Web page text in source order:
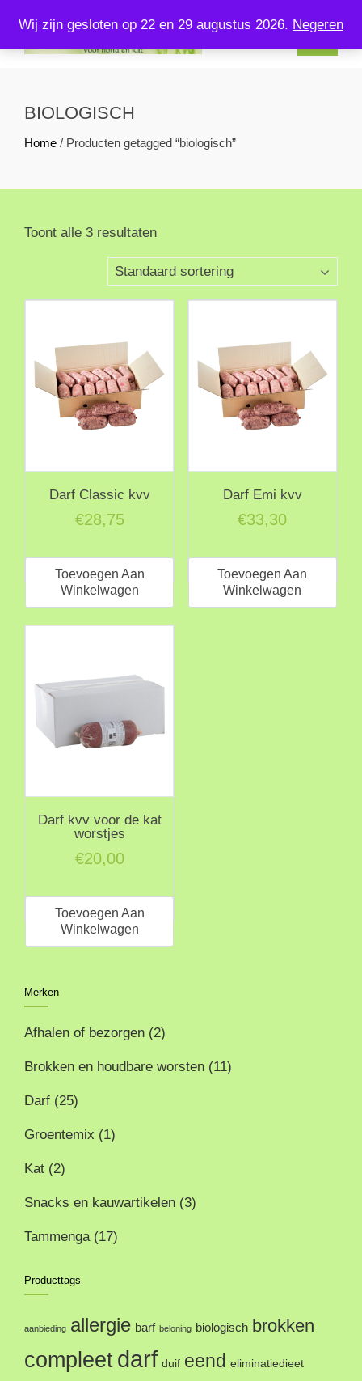
Wij zijn gesloten op 22 en 29 augustus 2026. Negeren
contentKOMPLEETVERSVOERENZO.NL
U kunt bij ons terecht voor kompleet vers voer voor uw hond en
BIOLOGISCH
Home / Producten getagged “biologisch”
Toont alle 3 resultaten
Darf Classic kvv
€28,75
Toevoegen Aan
Winkelwagen
Darf Emi kvv
€33,30
Toevoegen Aan
Winkelwagen
Darf kvv voor de kat
worstjes
€20,00
Toevoegen Aan
Winkelwagen
Merken
Afhalen of bezorgen (2)
Brokken en houdbare worsten (11)
Darf (25)
Groentemix (1)
Kat (2)
Snacks en kauwartikelen (3)
Tammenga (17)
Producttags
aanbieding allergie barf beloning biologisch brokken
compleet darf duif eend eliminatiedieet